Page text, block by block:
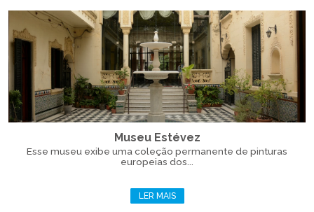
Museu Estévez
Esse museu exibe uma coleção permanente de pinturas
europeias dos...
LER MAIS